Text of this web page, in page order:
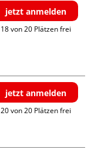
jetzt anmelden
18 von 20 Plätzen frei
jetzt anmelden
20 von 20 Plätzen frei